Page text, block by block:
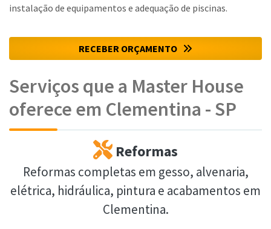
instalação de equipamentos e adequação de piscinas.
RECEBER ORÇAMENTO
Serviços que a Master House
oferece em Clementina - SP
Reformas
Reformas completas em gesso, alvenaria,
elétrica, hidráulica, pintura e acabamentos em
Clementina.